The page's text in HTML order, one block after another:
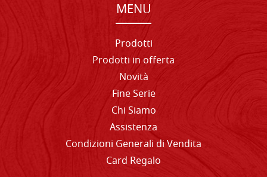
MENU
Prodotti
Prodotti in offerta
Novità
Fine Serie
Chi Siamo
Assistenza
Condizioni Generali di Vendita
Card Regalo